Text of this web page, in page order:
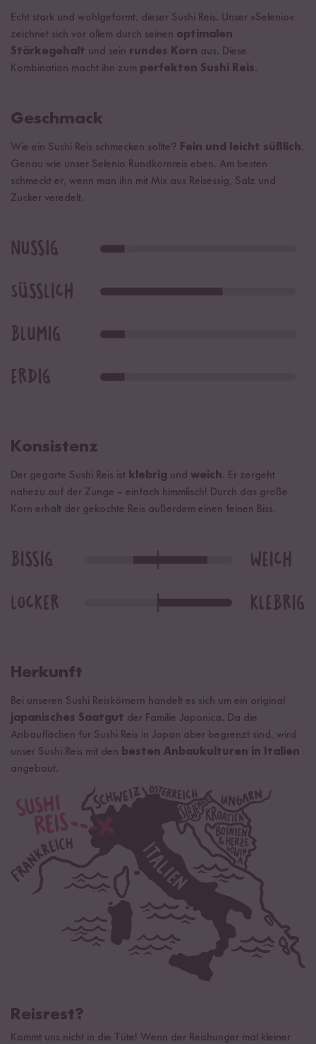
Echt stark und wohlgeformt, dieser Sushi Reis. Unser »Selenio«
zeichnet sich vor allem durch seinen optimalen
Stärkegehalt und sein rundes Korn aus. Diese
Kombination macht ihn zum perfekten Sushi Reis.
Geschmack
Wie ein Sushi Reis schmecken sollte? Fein und leicht süßlich.
Genau wie unser Selenio Rundkornreis eben. Am besten
schmeckt er, wenn man ihn mit Mix aus Reisessig, Salz und
Zucker veredelt.
Konsistenz
Der gegarte Sushi Reis ist klebrig und weich. Er zergeht
nahezu auf der Zunge – einfach himmlisch! Durch das große
Korn erhält der gekochte Reis außerdem einen feinen Biss.
Herkunft
Bei unseren Sushi Reiskörnern handelt es sich um ein original
japanisches Saatgut der Familie Japonica. Da die
Anbauflächen für Sushi Reis in Japan aber begrenzt sind, wird
unser Sushi Reis mit den besten Anbaukulturen in Italien
angebaut.
Reisrest?
Kommt uns nicht in die Tüte! Wenn der Reishunger mal kleiner